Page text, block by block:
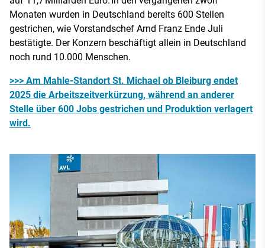
Monaten wurden in Deutschland bereits 600 Stellen
gestrichen, wie Vorstandschef Arnd Franz Ende Juli
bestätigte. Der Konzern beschäftigt allein in Deutschland
noch rund 10.000 Menschen.
>>> Am Mahle-Standort St. Michael ob Bleiburg endet
2025 die Arbeitszeitverkürzung, während an anderer
Stelle über 600 Jobs gestrichen und Produktion verlagert
wird.